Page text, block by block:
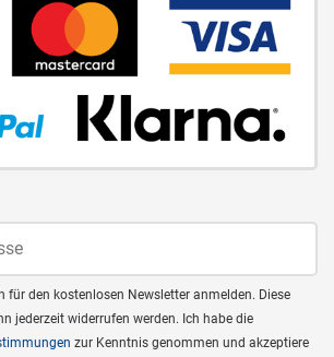
für den kostenlosen Newsletter anmelden. Diese
jederzeit widerrufen werden. Ich habe die
zur Kenntnis genommen und akzeptiere